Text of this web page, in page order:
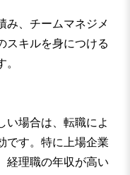
み、チームマネジメ
スキルを身につける
い場合は、転職によ
です。特に上場企業
経理職の年収が高い